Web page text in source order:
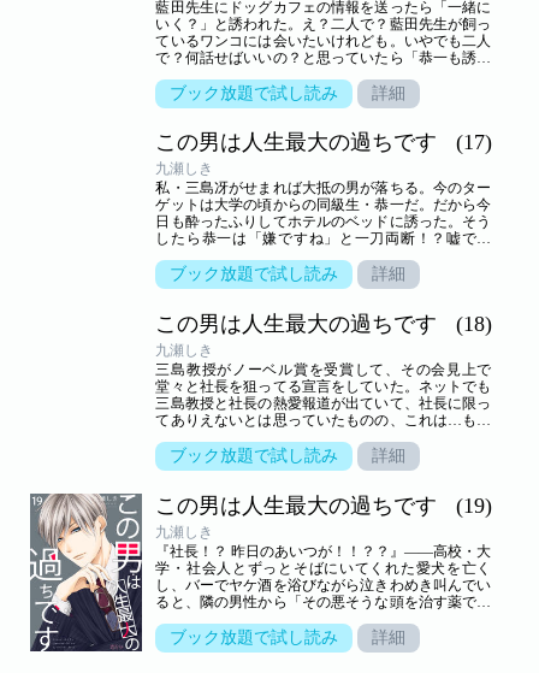
藍田先生にドッグカフェの情報を送ったら「一緒に
いく？」と誘われた。え？二人で？藍田先生が飼っ
ているワンコには会いたいけれども。いやでも二人
で？何話せばいいの？と思っていたら「恭一も誘っ
世話なんだけど。しかし社長も本当にドッグカフェ
に来るんだろうか？最近、三島教授とお忙しそうだ
ワレ】 この作品は「恋するソワレ」2019年Vol．1に
収録されています。
ブック放題で試し読み 詳細
この男は人生最大の過ちです (17)
九瀬しき
私・三島冴がせまれば大抵の男が落ちる。今のター
ゲットは大学の頃からの同級生・恭一だ。だから今
日も酔ったふりしてホテルのベッドに誘った。そう
したら恭一は「嫌ですね」と一刀両断！？嘘でし
どんなセックスするか興味ある～」と甘えてみたり
「1回っ 1回だけでいいから ねっ」と懇願してみた
すます興味がわくんだけど。【恋するソワレ】 この
作品は「恋するソワレ」2019年Vol．2に収録されて
います。
ブック放題で試し読み 詳細
この男は人生最大の過ちです (18)
九瀬しき
三島教授がノーベル賞を受賞して、その会見上で
堂々と社長を狙ってる宣言をしていた。ネットでも
三島教授と社長の熱愛報道が出ていて、社長に限っ
てありえないとは思っていたものの、これは…もし
くない？だいたいなんでこんなこと考えないといけ
ないんだか。バカバカしいと思っていたら周りの皆
て…！？【恋するソワレ】 この作品は「恋するソワ
レ」2019年Vol．3に収録されています。
ブック放題で試し読み 詳細
この男は人生最大の過ちです (19)
九瀬しき
『社長！？ 昨日のあいつが！！？？』――高校・大
学・社会人とずっとそばにいてくれた愛犬を亡く
し、バーでヤケ酒を浴びながら泣きわめき叫んでい
ると、隣の男性から「その悪そうな頭を治す薬でも
ヤミの応酬！！なんで知らない奴からここまで言わ
れないといけないの！？仕返しに奴の足をひっかけ
ブック放題で試し読み 詳細